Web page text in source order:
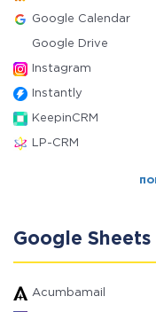
Google Calendar
Google Drive
Instagram
Instantly
KeepinCRM
LP-CRM
Google Sheets
Acumbamail